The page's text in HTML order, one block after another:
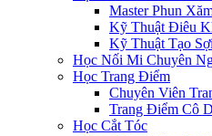
Master Phun
Kỹ Thuật Điêu
Kỹ Thuật Tạo
Học Nối Mi Chuyên
Học Trang Điểm
Chuyên Viên
Trang Điểm Cô
Học Cắt Tóc